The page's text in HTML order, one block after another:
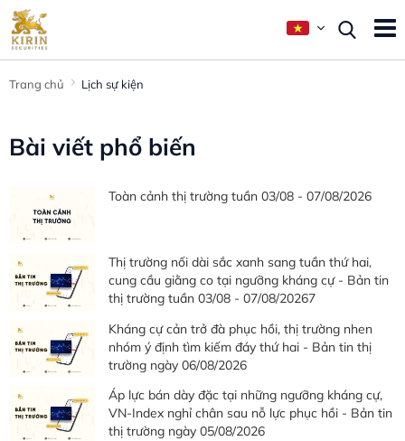
Trang chủ Lịch sự kiện
Bài viết phổ biến
Toàn cảnh thị trường tuần 03/08 - 07/08/2026
Thị trường nối dài sắc xanh sang tuần thứ hai,
cung cầu giằng co tại ngưỡng kháng cự - Bản tin
thị trường tuần 03/08 - 07/08/20267
Kháng cự cản trở đà phục hồi, thị trường nhen
nhóm ý định tìm kiếm đáy thứ hai - Bản tin thị
trường ngày 06/08/2026
Áp lực bán dày đặc tại những ngưỡng kháng cự,
VN-Index nghỉ chân sau nỗ lực phục hồi - Bản tin
thị trường ngày 05/08/2026